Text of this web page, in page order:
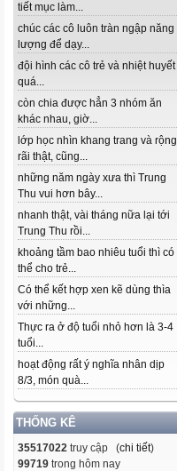
tiết mục làm...
chúc các cô luôn tràn ngập năng
lượng để dạy...
đội hình các cô trẻ và nhiệt huyết
quá...
còn chia được hẳn 3 nhóm ăn
khác nhau, giờ...
lớp học nhìn khang trang và rộng
rãi thật, cũng...
những năm ngày xưa thì Trung
Thu vui hơn bây...
nhanh thật, vài tháng nữa lại tới
Trung Thu rồi...
khoảng tầm bao nhiêu tuổi thì có
thể cho trẻ...
Có thể kết hợp xen kẽ dùng thìa
với những...
Thực ra ở độ tuổi nhỏ hơn là 3-4
tuổi...
hoạt động rất ý nghĩa nhân dịp
8/3, món quà...
THỐNG KÊ
35517022 truy cập (chi tiết)
99719 trong hôm nay